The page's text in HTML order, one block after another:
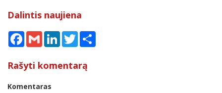
Dalintis naujiena
Facebook
Gmail LinkedInTwitter
Rašyti komentarą
Komentaras